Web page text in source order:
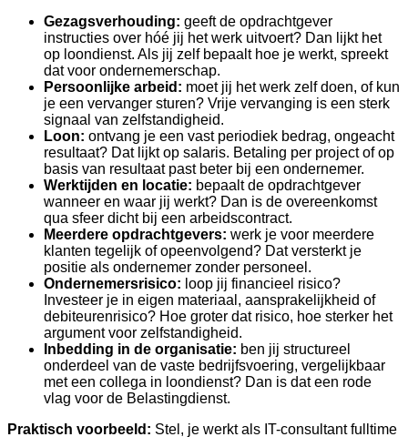
Gezagsverhouding: geeft de opdrachtgever
instructies over hóé jij het werk uitvoert? Dan lijkt het
op loondienst. Als jij zelf bepaalt hoe je werkt, spreekt
dat voor ondernemerschap.
Persoonlijke arbeid: moet jij het werk zelf doen, of kun
je een vervanger sturen? Vrije vervanging is een sterk
signaal van zelfstandigheid.
Loon: ontvang je een vast periodiek bedrag, ongeacht
resultaat? Dat lijkt op salaris. Betaling per project of op
basis van resultaat past beter bij een ondernemer.
Werktijden en locatie: bepaalt de opdrachtgever
wanneer en waar jij werkt? Dan is de overeenkomst
qua sfeer dicht bij een arbeidscontract.
Meerdere opdrachtgevers: werk je voor meerdere
klanten tegelijk of opeenvolgend? Dat versterkt je
positie als ondernemer zonder personeel.
Ondernemersrisico: loop jij financieel risico?
Investeer je in eigen materiaal, aansprakelijkheid of
debiteurenrisico? Hoe groter dat risico, hoe sterker het
argument voor zelfstandigheid.
Inbedding in de organisatie: ben jij structureel
onderdeel van de vaste bedrijfsvoering, vergelijkbaar
met een collega in loondienst? Dan is dat een rode
vlag voor de Belastingdienst.
Praktisch voorbeeld: Stel, je werkt als IT-consultant fulltime